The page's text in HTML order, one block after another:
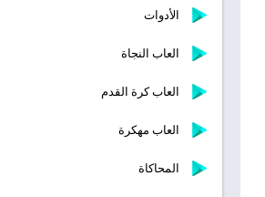
الأدوات
العاب النجاة
العاب كرة القدم
العاب مهكرة
المحاكاة